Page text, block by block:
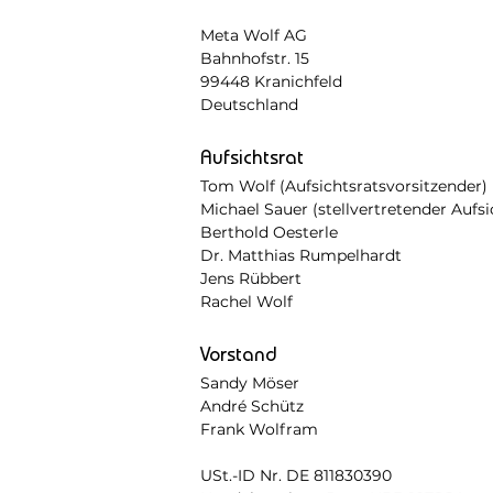
Meta Wolf AG
Bahnhofstr. 15
99448 Kranichfeld
Deutschland
Aufsichtsrat
Tom Wolf (Aufsichtsratsvorsitzender)
Michael Sauer (stellvertretender
Berthold Oesterle
Dr. Matthias Rumpelhardt
Jens Rübbert
Rachel Wolf
Vorstand
Sandy Möser
André Schütz
Frank Wolfram
USt.-ID Nr. DE 811830390